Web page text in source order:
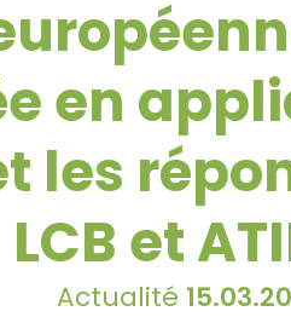
en
les
LCB et
Actualité